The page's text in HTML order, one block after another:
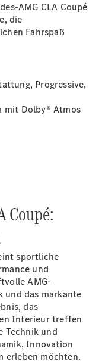
AMG CLA Coupé
die
Fahrspaß
Progressive,
mit Dolby®Atmos
Coupé:
sportliche
und
AMG-
und das markante
das
Interieur treffen
Technik und
Innovation
erleben möchten.